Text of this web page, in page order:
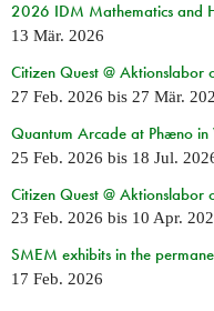
2026 IDM Mathematics and
13 Mär. 2026
Citizen Quest @ Aktionslabor
27 Feb. 2026 bis 27 Mär.
Quantum Arcade at Phæno in
25 Feb. 2026 bis 18 Jul.
Citizen Quest @ Aktionslabor
23 Feb. 2026 bis 10 Apr.
SMEM exhibits in the
17 Feb. 2026